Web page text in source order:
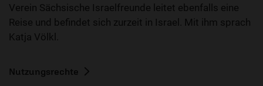
Verein Sächsische Israelfreunde leitet ebenfalls eine
Reise und befindet sich zurzeit in Israel. Mit ihm sprach
Katja Völkl.
Nutzungsrechte